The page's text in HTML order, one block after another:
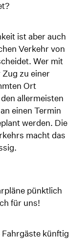
ist aber auch
Verkehr von
Wer mit
zu einer
Ort
allermeisten
einen Termin
werden. Die
macht das
pünktlich
für uns!
künftig